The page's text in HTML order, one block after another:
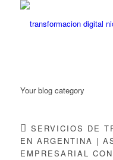
Your blog category
SERVICIOS DE
EN ARGENTINA |
EMPRESARIAL